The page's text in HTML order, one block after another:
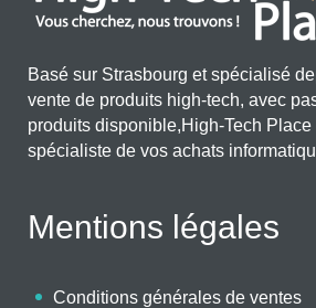
Basé sur Strasbourg et spécialisé
vente de produits high-tech, avec
produits disponible,High-Tech
spécialiste de vos achats
Mentions légales
Conditions générales de ventes